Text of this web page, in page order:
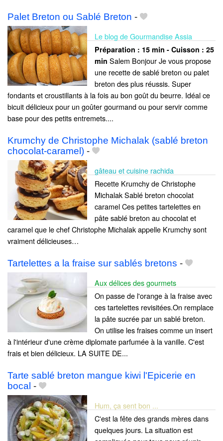
Palet Breton ou Sablé Breton -
Le blog de Gourmandise Assia
Préparation : 15 min - Cuisson : 25
min Salem Bonjour Je vous propose
une recette de sablé breton ou palet
breton des plus réussis. Super
fondants et croustillants à la fois au bon goût du beurre. Idéal ce
bicuit délicieux pour un goûter gourmand ou pour servir comme
base pour des petits entremets....
Krumchy de Christophe Michalak (sablé breton
chocolat-caramel) -
gâteau et cuisine rachida
Recette Krumchy de Christophe
Michalak Sablé breton chocolat
caramel Ces petites tartelettes en
pâte sablé breton au chocolat et
caramel que le chef Christophe Michalak appelle Krumchy sont
vraiment délicieuses…
Tartelettes a la fraise sur sablés bretons -
Aux délices des gourmets
On passe de l'orange à la fraise avec
ces tartelettes revisitées.On remplace
la pâte sucrée par un sablé breton.
On utilise les fraises comme un insert
à l'intérieur d'une crème diplomate parfumée à la vanille. C'est
frais et bien délicieux. LA SUITE DE...
Tarte sablé breton mangue kiwi l'Epicerie en
bocal -
Hum, ça sent bon ...
C'est la fête des grands mères dans
quelques jours. La situation est